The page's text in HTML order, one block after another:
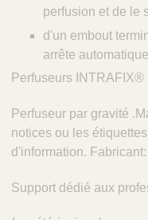
perfusion et de le
d'un embout
arrête
Perfuseurs INTRAFIX®
Perfuseur par gravité
notices ou les
d'information.
Support dédié aux